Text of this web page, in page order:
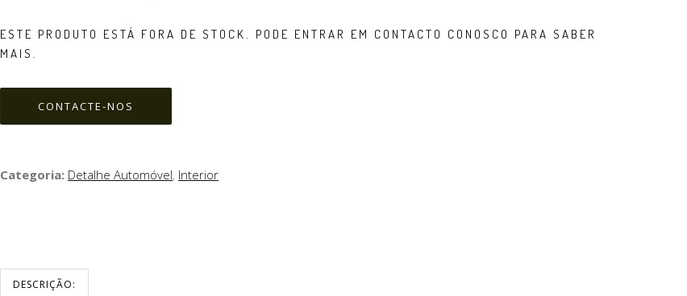
ESTE PRODUTO ESTÁ FORA DE STOCK. PODE ENTRAR EM CONTACTO CONOSCO PARA SABER
MAIS.
CONTACTE-NOS
Categoria: Detalhe Automóvel, Interior
DESCRIÇÃO: